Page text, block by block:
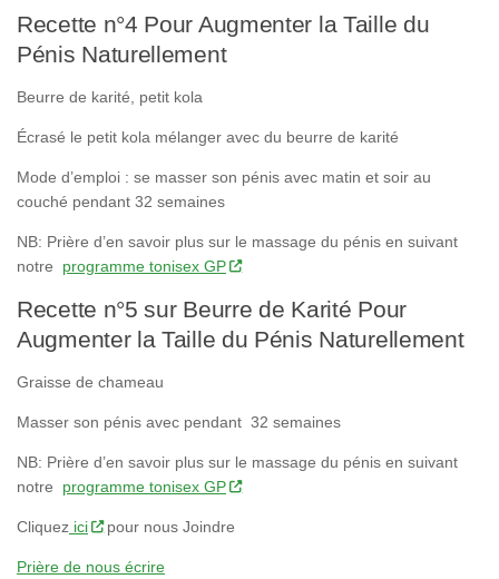
Recette n°4 Pour Augmenter la Taille du
Pénis Naturellement
Beurre de karité, petit kola
Écrasé le petit kola mélanger avec du beurre de karité
Mode d’emploi : se masser son pénis avec matin et soir au
couché pendant 32 semaines
NB: Prière d’en savoir plus sur le massage du pénis en suivant
notre programme tonisex GP
Recette n°5 sur Beurre de Karité Pour
Augmenter la Taille du Pénis Naturellement
Graisse de chameau
Masser son pénis avec pendant 32 semaines
NB: Prière d’en savoir plus sur le massage du pénis en suivant
notre programme tonisex GP
Cliquez ici pour nous Joindre
Prière de nous écrire